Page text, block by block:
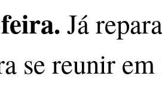
Já
se reunir